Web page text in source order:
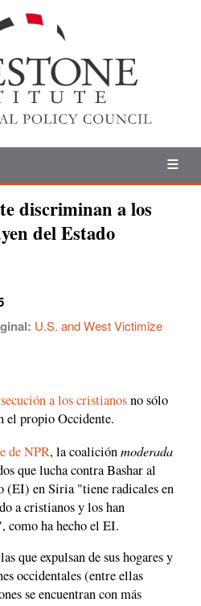
discriminan a los
del Estado
U.S. and West Victimize
a los cristianosno sólo
el propio Occidente.
de NPR, la coaliciónmoderada
que lucha contra Bashar al
(EI) en Siria "tiene radicales en
a cristianos y los han
como ha hecho el EI.
que expulsan de sus hogares y
occidentales (entre ellas
se encuentran con más